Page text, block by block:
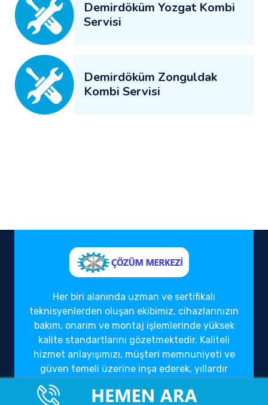
Demirdöküm Yozgat Kombi
Servisi
Demirdöküm Zonguldak
Kombi Servisi
Her biri alanında uzman ve sertifikalı
teknisyenlerden oluşan ekibimiz, cihazlarınızın
bakım, onarım ve montaj işlemlerinde yüksek
kalite standartlarını gözetmektedir. Kaliteli
hizmet anlayışımızı, müşteri memnuniyeti ve
güven temeli üzerine inşa ederek, yıllardır
sektörde güvenilir bir çözüm ortağı olarak
hizmet vermekteyiz.